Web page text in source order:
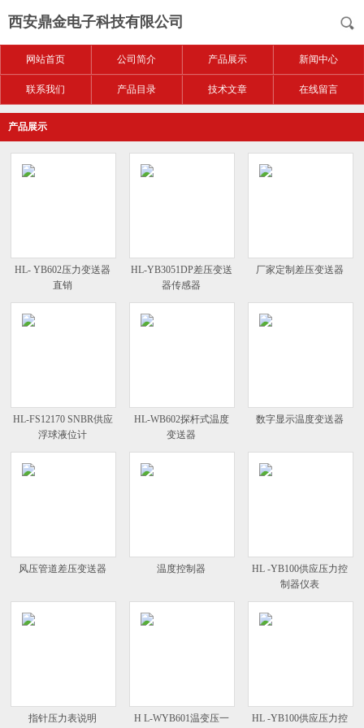
西安鼎金电子科技有限公司
网站首页 公司简介 产品展示 新闻中心
联系我们 产品目录 技术文章 在线留言
产品展示
HL- YB602压力变送器
直销
HL-YB3051DP差压变送
器传感器
厂家定制差压变送器
HL-FS12170 SNBR供应
浮球液位计
HL-WB602探杆式温度
变送器
数字显示温度变送器
风压管道差压变送器 温度控制器
HL -YB100供应压力控
制器仪表
指针压力表说明
H L-WYB601温变压一
HL -YB100供应压力控